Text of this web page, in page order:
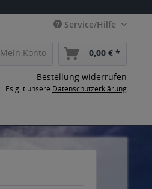
Service/Hilfe
Mein Konto 0,00 € *
Bestellung widerrufen
Es gilt unsere Datenschutzerklärung